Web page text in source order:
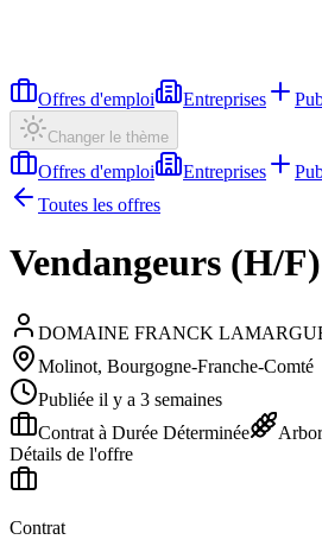
Offres d'emploi Entreprises
Changer le thème
Offres d'emploi Entreprises
Toutes les offres
Vendangeurs (H/F)
DOMAINE FRANCK
Molinot, Bourgogne-Franche-Comté
Publiée il y a 3 semaines
Contrat à Durée Déterminée
Détails de l'offre
Contrat